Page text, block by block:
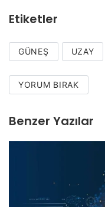
Etiketler
GÜNEŞ UZAY
YORUM BIRAK
Benzer Yazılar